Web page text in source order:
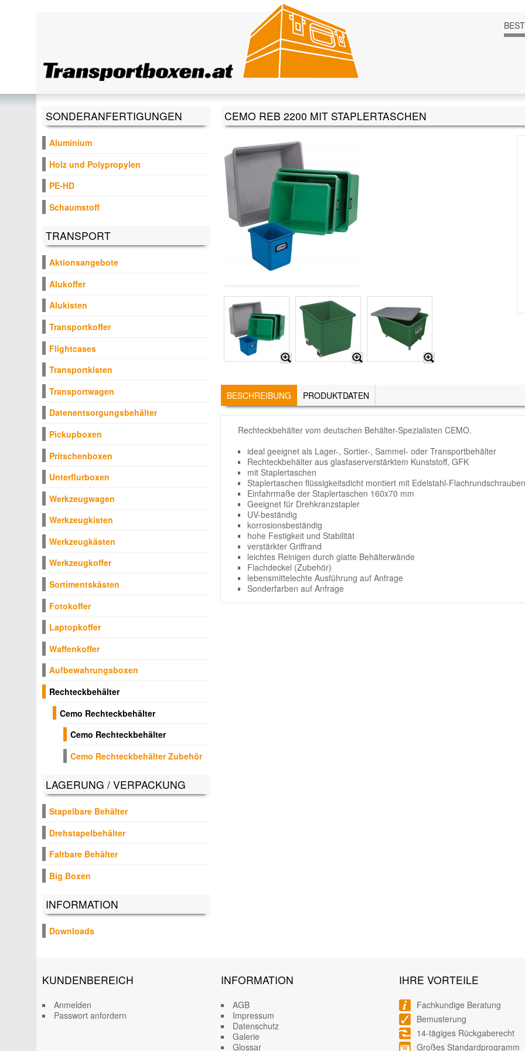
CEMO REB 2200 MIT STAPLERTASCHEN
TABS
BESCHREIBUNG (AKTIVER
REITER)
PRODUKTDATEN
Rechteckbehälter vom deutschen Behälter-Spezialisten CEMO.
ideal geeignet als Lager-, Sortier-, Sammel- oder Transportbehälter
Rechteckbehälter aus glasfaserverstärktem Kunststoff, GFK
mit Staplertaschen
Staplertaschen flüssigkeitsdicht montiert mit Edelstahl-
Einfahrmaße der Staplertaschen 160x70 mm
Geeignet für Drehkranzstapler
UV-beständig
korrosionsbeständig
hohe Festigkeit und Stabilität
verstärkter Griffrand
leichtes Reinigen durch glatte Behälterwände
Flachdeckel (Zubehör)
lebensmittelechte Ausführung auf Anfrage
Sonderfarben auf Anfrage
SONDERANFERTIGUNGEN
Aluminium
Holz und Polypropylen
PE-HD
Schaumstoff
TRANSPORT
Aktionsangebote
Alukoffer
Alukisten
Transportkoffer
Flightcases
Transportkisten
Transportwagen
Datenentsorgungsbehälter
Pickupboxen
Pritschenboxen
Unterflurboxen
Werkzeugwagen
Werkzeugkisten
Werkzeugkästen
Werkzeugkoffer
Sortimentskästen
Fotokoffer
Laptopkoffer
Waffenkoffer
Aufbewahrungsboxen
Rechteckbehälter
Cemo Rechteckbehälter
Cemo Rechteckbehälter
Cemo Rechteckbehälter Zubehör
LAGERUNG / VERPACKUNG
Stapelbare Behälter
Drehstapelbehälter
Faltbare Behälter
Big Boxen
INFORMATION
Downloads
KUNDENBEREICH
Anmelden
Passwort anfordern
INFORMATION
AGB
Impressum
Datenschutz
Galerie
Glossar
IHRE VORTEILE
Fachkundige Beratung
Bemusterung
14-tägiges Rückgaberecht
Großes Standardprogramm